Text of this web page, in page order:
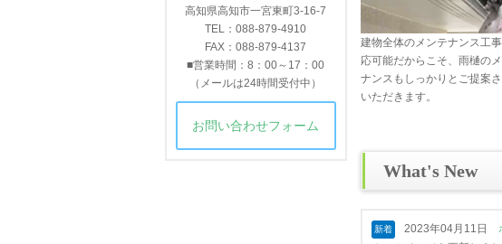
建物全体のメンテナンス工
応可能だからこそ、雨樋の
ナンスもしっかりとご提案
いただきます。
What's New
新着 2023年04月11日
高知県高知市一宮東町3-16-7
TEL：088-879-4910
FAX：088-879-4137
■営業時間：8：00～17：00
（メールは24時間受付中）
お問い合わせフォーム